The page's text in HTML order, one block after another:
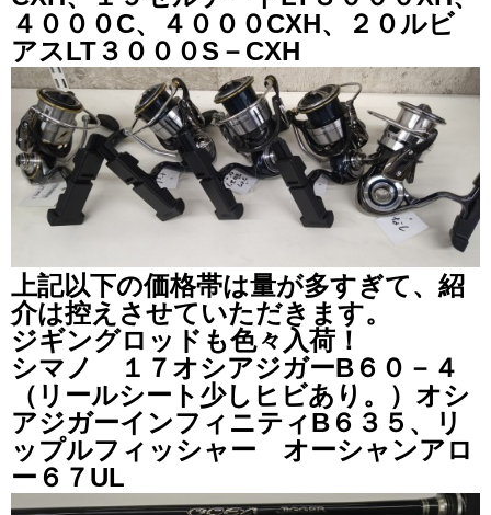
４０００C、４０００CXH、２０ルビ
アスLT３０００S－CXH
上記以下の価格帯は量が多すぎて、紹
介は控えさせていただきます。
ジギングロッドも色々入荷！
シマノ １７オシアジガーB６０－４
（リールシート少しヒビあり。）オシ
アジガーインフィニティB６３５、リ
ップルフィッシャー オーシャンアロ
ー６７UL